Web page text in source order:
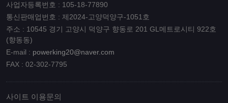
사업자등록번호 : 105-18-77890
통신판매업번호 : 제2024-고양덕양구-1051호
주소 : 10545 경기 고양시 덕양구 향동로 201 GL메트로시티 922호
(향동동)
E-mail : powerking20@naver.com
FAX : 02-302-7795
사이트 이용문의